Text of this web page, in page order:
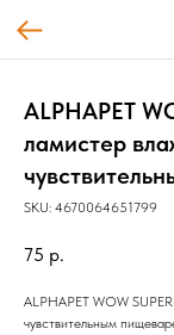
ALPHAPET
ламистер
SKU: 4670064651799
75 р.
ALPHAPET WOW
чувствительным